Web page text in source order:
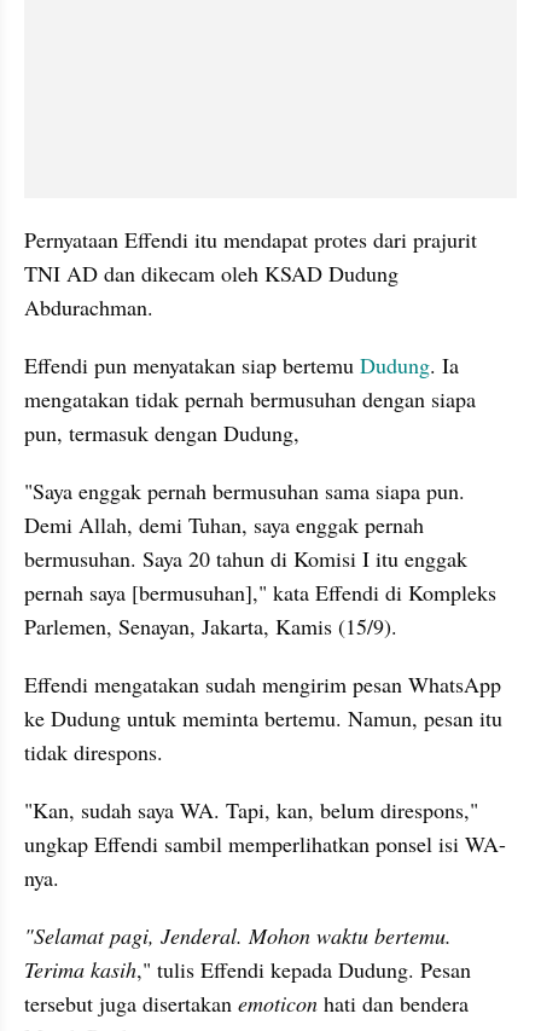
Pernyataan Effendi itu mendapat protes dari prajurit
TNI AD dan dikecam oleh KSAD Dudung
Abdurachman.
Effendi pun menyatakan siap bertemu Dudung. Ia
mengatakan tidak pernah bermusuhan dengan siapa
pun, termasuk dengan Dudung,
"Saya enggak pernah bermusuhan sama siapa pun.
Demi Allah, demi Tuhan, saya enggak pernah
bermusuhan. Saya 20 tahun di Komisi I itu enggak
pernah saya [bermusuhan]," kata Effendi di Kompleks
Parlemen, Senayan, Jakarta, Kamis (15/9).
Effendi mengatakan sudah mengirim pesan WhatsApp
ke Dudung untuk meminta bertemu. Namun, pesan itu
tidak direspons.
"Kan, sudah saya WA. Tapi, kan, belum direspons,"
ungkap Effendi sambil memperlihatkan ponsel isi WA-
nya.
"Selamat pagi, Jenderal. Mohon waktu bertemu.
Terima kasih," tulis Effendi kepada Dudung. Pesan
tersebut juga disertakan emoticon hati dan bendera